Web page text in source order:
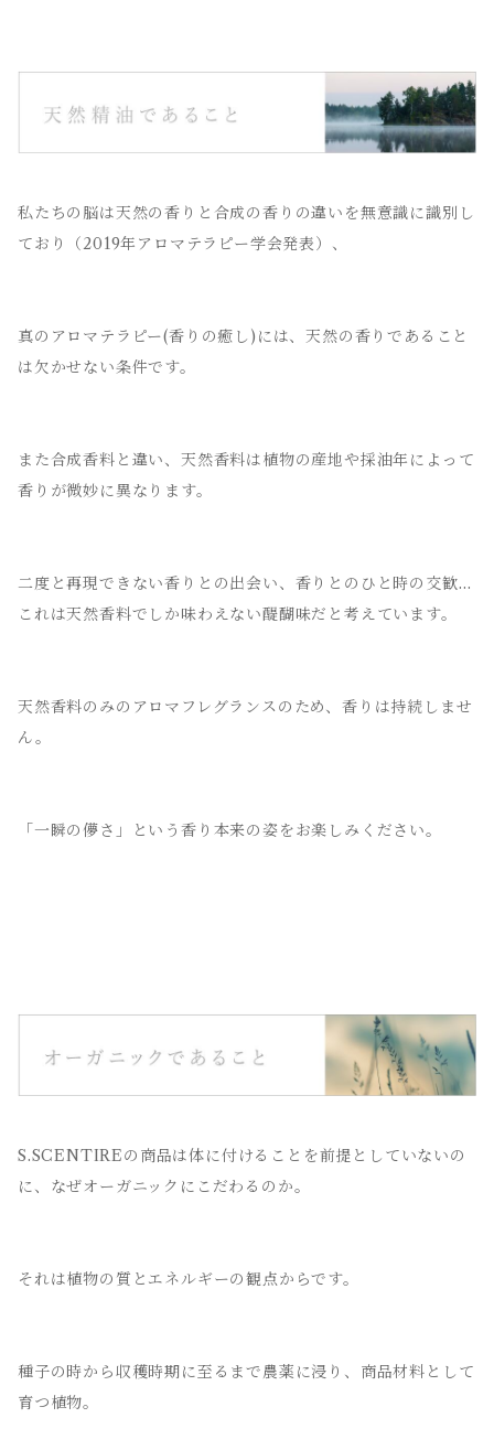
私たちの脳は天然の香りと合成の香りの違いを無意識に識別し
ており（2019年アロマテラピー学会発表）、
真のアロマテラピー(香りの癒し)には、天然の香りであること
は欠かせない条件です。
また合成香料と違い、天然香料は植物の産地や採油年によって
香りが微妙に異なります。
二度と再現できない香りとの出会い、香りとのひと時の交歓…
これは天然香料でしか味わえない醍醐味だと考えています。
天然香料のみのアロマフレグランスのため、香りは持続しませ
ん。
「一瞬の儚さ」という香り本来の姿をお楽しみください。
S.SCENTIREの商品は体に付けることを前提としていないの
に、なぜオーガニックにこだわるのか。
それは植物の質とエネルギーの観点からです。
種子の時から収穫時期に至るまで農薬に浸り、商品材料として
育つ植物。